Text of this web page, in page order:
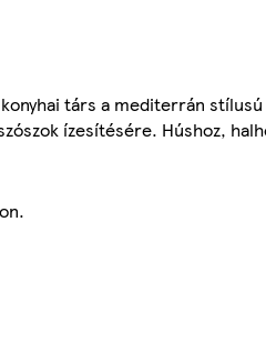
társ a mediterrán
ízesítésére. Húshoz,